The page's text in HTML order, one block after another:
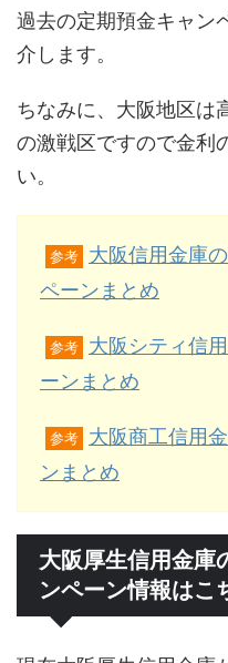
過去の定期預金キャン
介します。
ちなみに、大阪地区は
の激戦区ですので金利
い。
参考
大阪信用金庫
ペーンまとめ
参考
大阪シティ信
ーンまとめ
参考
大阪商工信用
ンまとめ
大阪厚生信用金庫
ンペーン情報はこ